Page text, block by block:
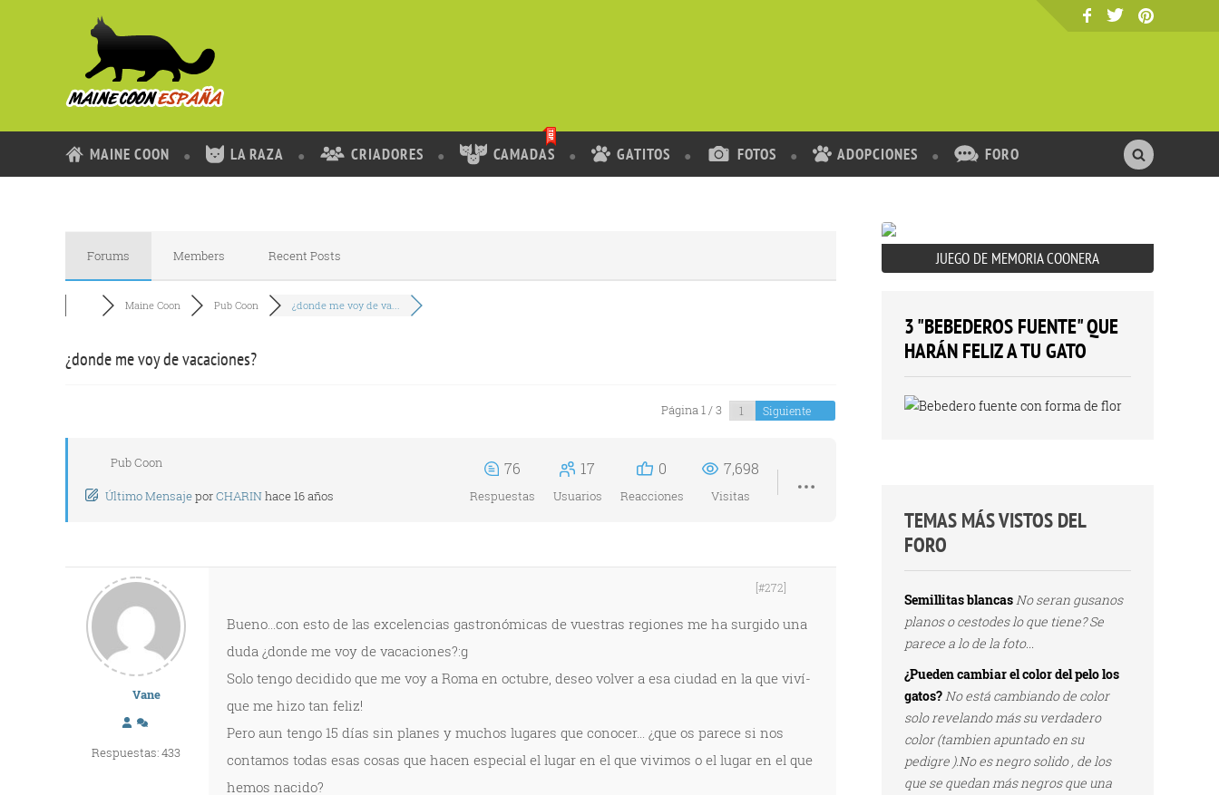
MAINE COON LA RAZA CRIADORES CAMADAS GATITOS FOTOS ADOPCIONES FORO
Forums Members Recent Posts
Maine Coon Pub Coon ¿donde me voy de va...
¿donde me voy de vacaciones?
Página 1 / 3 Siguiente
Pub Coon
Último MensajeporCHARINhace 16 años
76
Respuestas
17
Usuarios
0
Reacciones
7,698
Visitas
Vane
Respuestas: 433
[#272]
Bueno...con esto de las excelencias gastronómicas de vuestras regiones me ha surgido una
duda ¿donde me voy de vacaciones?:g
Solo tengo decidido que me voy a Roma en octubre, deseo volver a esa ciudad en la que viví­
que me hizo tan feliz!
Pero aun tengo 15 dí­as sin planes y muchos lugares que conocer... ¿que os parece si nos
contamos todas esas cosas que hacen especial el lugar en el que vivimos o el lugar en el que
hemos nacido?
JUEGO DE MEMORIA COONERA
3 "BEBEDEROS FUENTE" QUE
HARÁN FELIZ A TU GATO
TEMAS MÁS VISTOS DEL
FORO
Semillitas blancasNo seran gusanos
planos o cestodes lo que tiene? Se
parece a lo de la foto...
¿Pueden cambiar el color del pelo los
gatos?No está cambiando de color
solo revelando más su verdadero
color (tambien apuntado en su
pedigre ).No es negro solido , de los
que se quedan más negros que una